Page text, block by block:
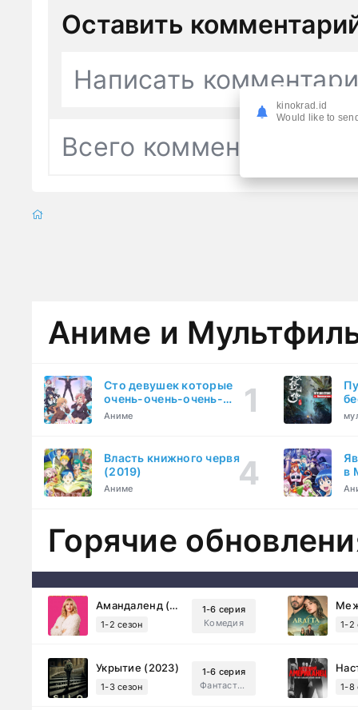
Оставить
Написать
Всего комментариев
Аниме и
Сто девушек которые
очень-очень-очень-
очень-очень сильно тебя
Аниме
Власть книжного червя
(2019)
Аниме
в
Горячие
Амандаленд (2025)
1-2 сезон
1-6 серия
Комедия
1-2
Укрытие (2023)
1-3 сезон
1-6 серия
Фантастика, Триллер, Драма
1-8
kinokrad.id
Would like to